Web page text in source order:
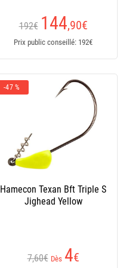
192€ 144,90€
Prix public conseillé: 192€
-47 %
Hamecon Texan Bft Triple S
Jighead Yellow
7,60€ Dès 4€